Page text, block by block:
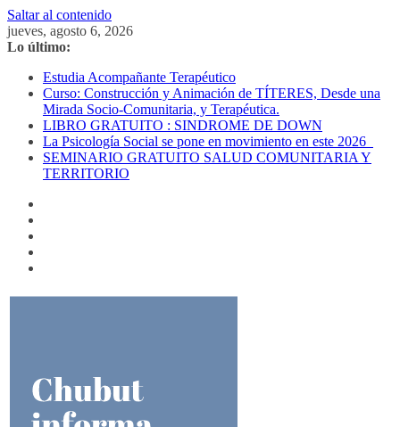
Saltar al contenido
jueves, agosto 6, 2026
Lo último:
Estudia Acompañante Terapéutico
Curso: Construcción y Animación de TÍTERES, Desde una
Mirada Socio-Comunitaria, y Terapéutica.
LIBRO GRATUITO : SINDROME DE DOWN
La Psicología Social se pone en movimiento en este 2026
SEMINARIO GRATUITO SALUD COMUNITARIA Y
TERRITORIO